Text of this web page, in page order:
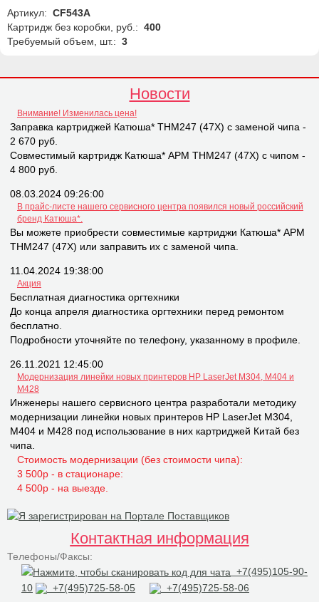
Артикул: CF543A
Картридж без коробки, руб.: 400
Требуемый объем, шт.: 3
Новости
Внимание! Изменилась цена!
Заправка картриджей Катюша* THM247 (47X) с заменой чипа -
2 670 руб.
Совместимый картридж Катюша* APM THM247 (47X) с чипом -
4 800 руб.
08.03.2024 09:26:00
В прайс-листе нашего сервисного центра появился новый российский
бренд Катюша*.
Вы можете приобрести совместимые картриджи Катюша* APM
THM247 (47X) или заправить их с заменой чипа.
11.04.2024 19:38:00
Акция
Бесплатная диагностика оргтехники
До конца апреля диагностика оргтехники перед ремонтом
бесплатно.
Подробности уточняйте по телефону, указанному в профиле.
26.11.2021 12:45:00
Модернизация линейки новых принтеров НР LaserJet M304, M404 и
M428
Инженеры нашего сервисного центра разработали методику
модернизации линейки новых принтеров НР LaserJet M304,
M404 и M428 под использование в них картриджей Китай без
чипа.
Стоимость модернизации (без стоимости чипа):
3 500р - в стационаре:
4 500р - на выезде.
Контактная информация
Телефоны/Факсы:
+7(495)105-90-
10
+7(495)725-58-05
+7(495)725-58-06